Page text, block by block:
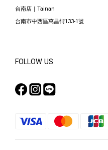
台南店｜Tainan
台南市中西區萬昌街133-1號
FOLLOW US